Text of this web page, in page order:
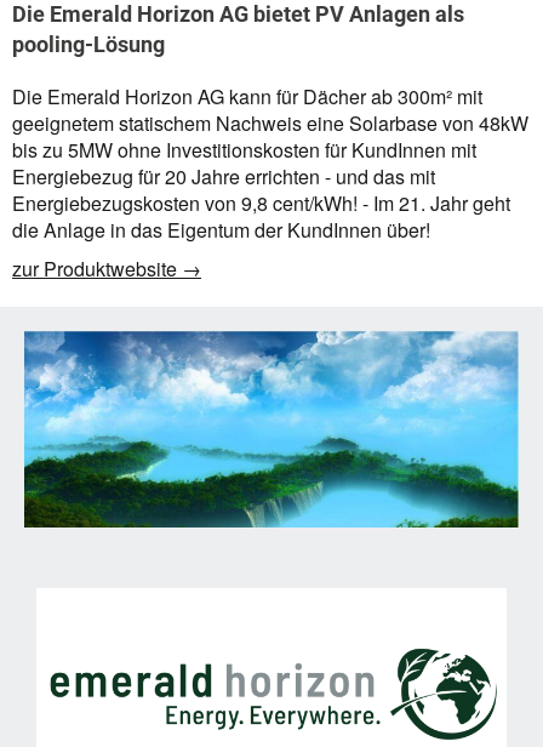
Die Emerald Horizon AG bietet PV Anlagen als
pooling-Lösung
Die Emerald Horizon AG kann für Dächer ab 300m² mit
geeignetem statischem Nachweis eine Solarbase von 48kW
bis zu 5MW ohne Investitionskosten für KundInnen mit
Energiebezug für 20 Jahre errichten - und das mit
Energiebezugskosten von 9,8 cent/kWh! - Im 21. Jahr geht
die Anlage in das Eigentum der KundInnen über!
zur Produktwebsite →